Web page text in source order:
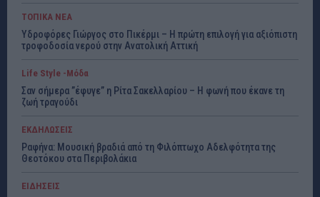
ΤΟΠΙΚΑ ΝΕΑ
Υδροφόρες Γιώργος στο Πικέρμι – Η πρώτη επιλογή για αξιόπιστη
τροφοδοσία νερού στην Ανατολική Αττική
Life Style -Μόδα
Σαν σήμερα ”έφυγε” η Ρίτα Σακελλαρίου – Η φωνή που έκανε τη
ζωή τραγούδι
ΕΚΔΗΛΩΣΕΙΣ
Ραφήνα: Μουσική βραδιά από τη Φιλόπτωχο Αδελφότητα της
Θεοτόκου στα Περιβολάκια
ΕΙΔΗΣΕΙΣ